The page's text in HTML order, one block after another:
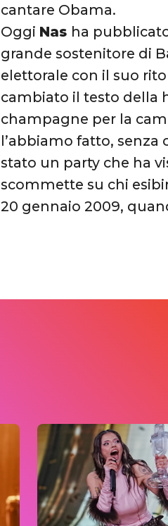
cantare Obama.
Oggi Nas ha
grande sostenitore di
elettorale con il suo
cambiato il testo della
champagne per la
l’abbiamo fatto, senza
stato un party che ha
scommette su chi
20 gennaio 2009,